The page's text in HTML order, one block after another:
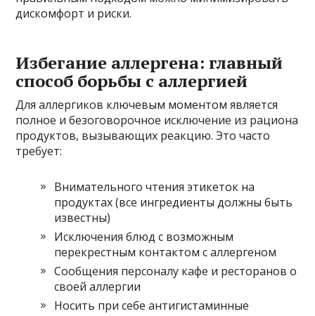
дискомфорт и риски.
Избегание аллергена: главный
способ борьбы с аллергией
Для аллергиков ключевым моментом является
полное и безоговорочное исключение из рациона
продуктов, вызывающих реакцию. Это часто
требует:
Внимательного чтения этикеток на
продуктах (все ингредиенты должны быть
известны)
Исключения блюд с возможным
перекрестным контактом с аллергеном
Сообщения персоналу кафе и ресторанов о
своей аллергии
Носить при себе антигистаминные